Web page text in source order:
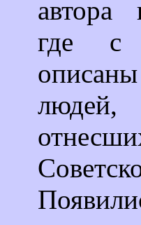
автора
где с
людей,